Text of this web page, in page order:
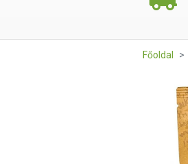
Főoldal